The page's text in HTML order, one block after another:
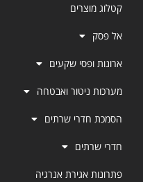
קטלוג מוצרים
אל פסק
ארונות ופסי שקעים
מערכות ניטור ואבטחה
הסמכת חדרי שרתים
חדרי שרתים
פתרונות אגירת אנרגיה